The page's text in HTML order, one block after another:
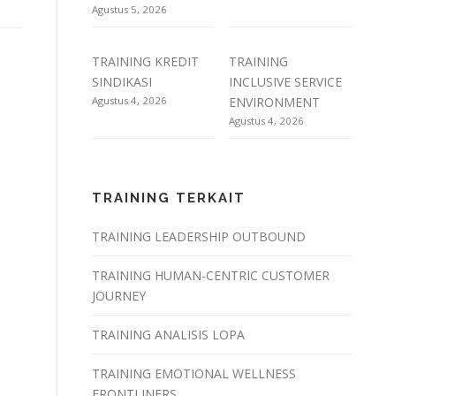
Agustus 5, 2026
TRAINING KREDIT
SINDIKASI
Agustus 4, 2026
TRAINING
INCLUSIVE SERVICE
ENVIRONMENT
Agustus 4, 2026
TRAINING TERKAIT
TRAINING LEADERSHIP OUTBOUND
TRAINING HUMAN-CENTRIC CUSTOMER
JOURNEY
TRAINING ANALISIS LOPA
TRAINING EMOTIONAL WELLNESS